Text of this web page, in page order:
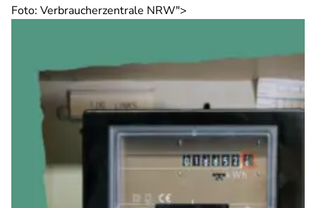
Foto: Verbraucherzentrale NRW">